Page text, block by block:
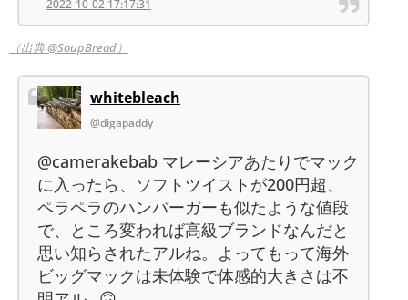
2022-10-02 17:17:31
（出典 @SoupBread）
whitebleach
@digapaddy
@camerakebab マレーシアあたりでマック
に入ったら、ソフトツイストが200円超、
ペラペラのハンバーガーも似たような値段
で、ところ変われば高級ブランドなんだと
思い知らされたアルね。よってもって海外
ビッグマックは未体験で体感的大きさは不